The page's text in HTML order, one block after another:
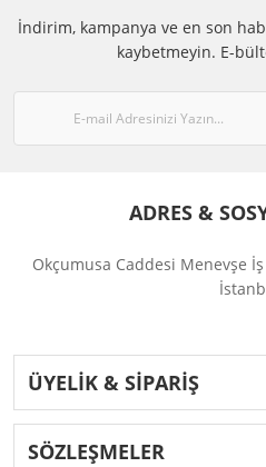
İndirim, kampanya ve en son
kaybetmeyin. E-
ADRES &
Okçumusa Caddesi Menevşe
ÜYELİK & SİPARİŞ
SÖZLEŞMELER